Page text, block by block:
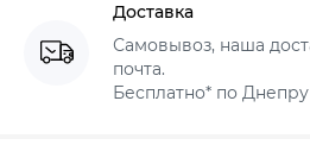
Доставка
Самовывоз, наша
почта.
Бесплатно* по